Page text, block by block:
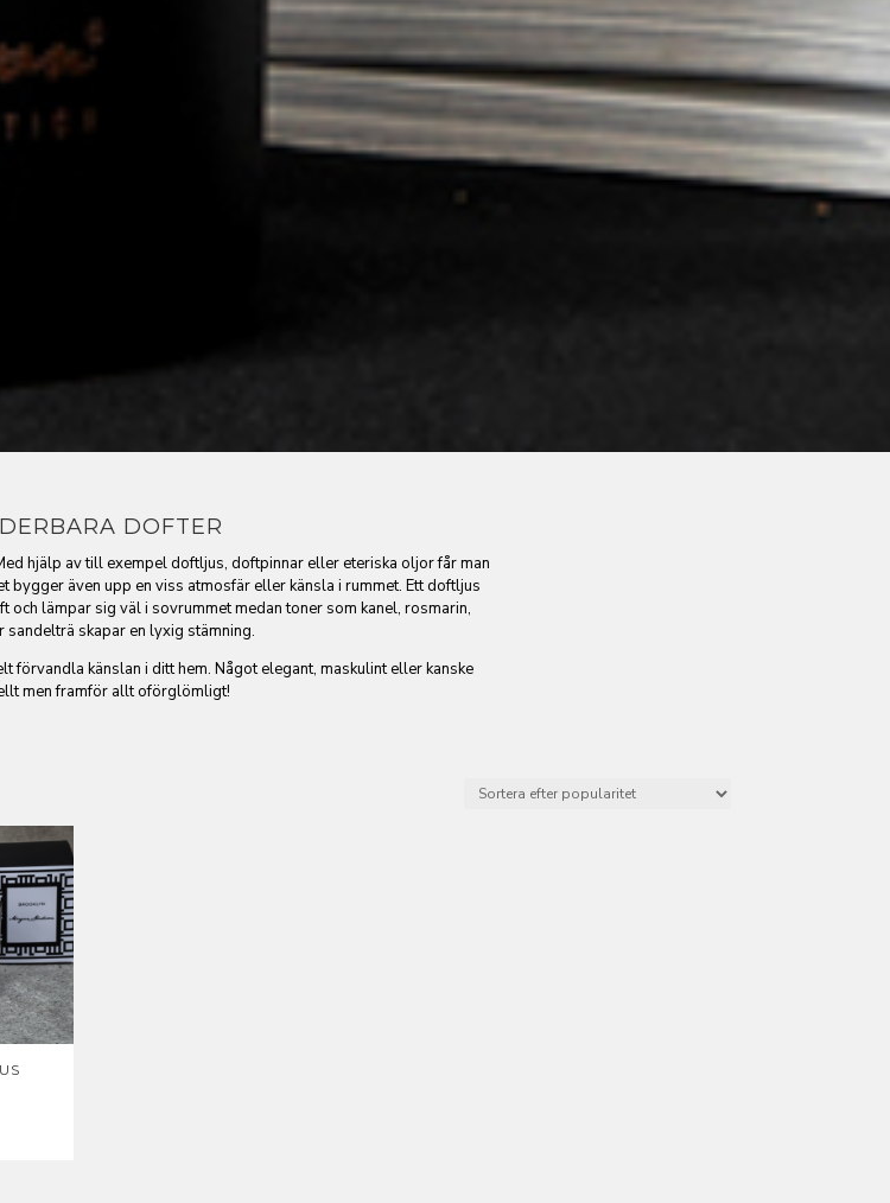
DOFTER
hjälp av till exempel doftljus, doftpinnar eller eteriska oljor får man
bygger även upp en viss atmosfär eller känsla i rummet. Ett doftljus
och lämpar sig väl i sovrummet medan toner som kanel, rosmarin,
sandelträ skapar en lyxig stämning.
förvandla känslan i ditt hem. Något elegant, maskulint eller kanske
men framför allt oförglömligt!